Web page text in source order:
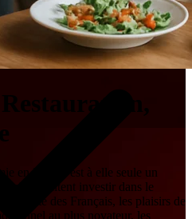
en France est à elle seule un
qui souhaitent investir dans le
majorité des Français, les plaisirs de
au plus novateur, les